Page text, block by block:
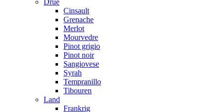
Cinsault
Grenache
Merlot
Mourvedre
Pinot grigio
Pinot noir
Sangiovese
Syrah
Tempranillo
Tibouren
Land
Frankrig